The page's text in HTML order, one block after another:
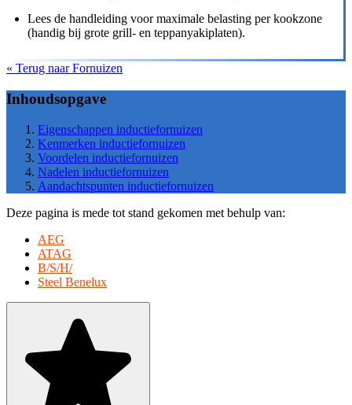
Lees de handleiding voor maximale belasting per kookzone
(handig bij grote grill- en teppanyakiplaten).
« Terug naar Fornuizen
Inhoudsopgave
Eigenschappen inductiefornuizen
Kenmerken inductiefornuizen
Voordelen inductiefornuizen
Nadelen inductiefornuizen
Aandachtspunten inductiefornuizen
Deze pagina is mede tot stand gekomen met behulp van:
AEG
ATAG
B/S/H/
Steel Benelux